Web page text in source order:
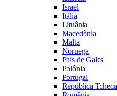
Israel
Itália
Lituânia
Macedônia
Malta
Noruega
País de Gales
Polônia
Portugal
República Tcheca